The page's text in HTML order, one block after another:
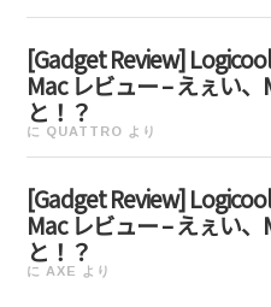
[Gadget Review]
Mac レビュー – えぇい
と！？
に QUATTRO より
[Gadget Review]
Mac レビュー – えぇい
と！？
に AXE より